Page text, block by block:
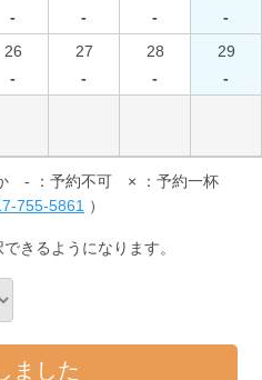
-
-
-
-
26
-
27
-
28
-
29
-
- ：予約不可 × ：予約一杯
755-5861 ）
きるようになります。
ました